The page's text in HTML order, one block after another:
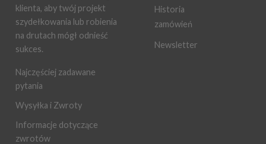
klienta, aby twój projekt
szydełkowania lub robienia
na drutach mógł odnieść
sukces.
Najczęściej zadawane
pytania
Wysyłka i Zwroty
Informacje dotyczące
zwrotów
Historia
zamówień
Newsletter